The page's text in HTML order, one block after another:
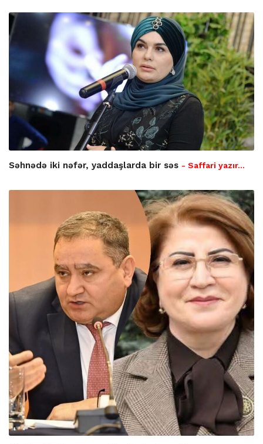
Səhnədə iki nəfər, yaddaşlarda bir səs - Saffari yazır…